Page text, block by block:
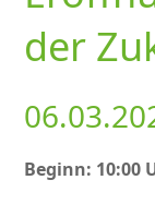
der
Beginn: 10:00